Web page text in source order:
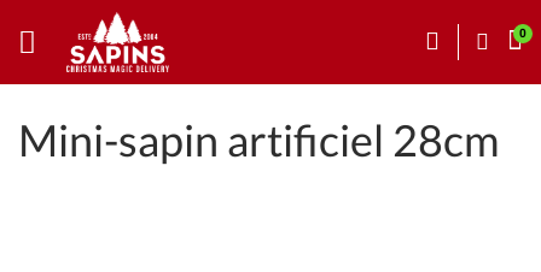
Mini-sapin artificiel 28cm